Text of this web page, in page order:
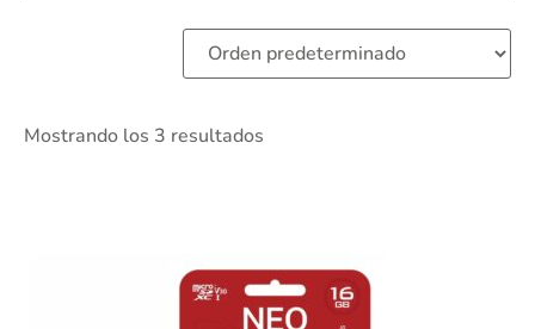
Mostrando los 3 resultados